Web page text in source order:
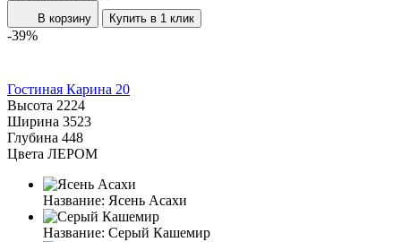
В корзину Купить в 1 клик
-39%
Гостиная Карина 20
Высота 2224
Ширина 3523
Глубина 448
Цвета ЛЕРОМ
Название: Ясень Асахи
Название: Серый Кашемир